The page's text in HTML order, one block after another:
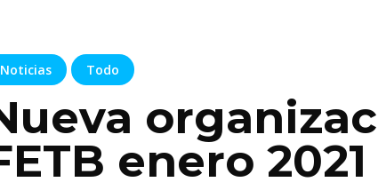
Noticias Todo
enero 2021